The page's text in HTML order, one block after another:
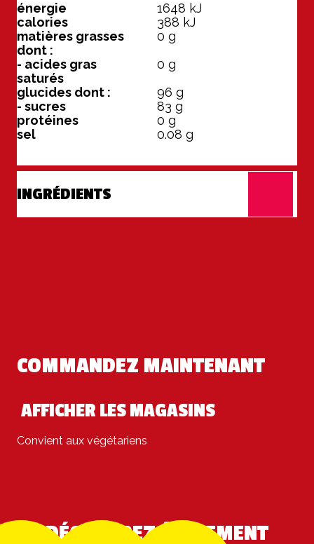
énergie 1648 kJ
calories
388 kJ
matières grasses
dont :
0 g
- acides gras
saturés
0 g
glucides dont :
96 g
- sucres
83 g
protéines
0 g
sel
0.08 g
INGRÉDIENTS
COMMANDEZ MAINTENANT
AFFICHER LES MAGASINS
Convient aux végétariens
DÉCOUVREZ ÉGALEMENT